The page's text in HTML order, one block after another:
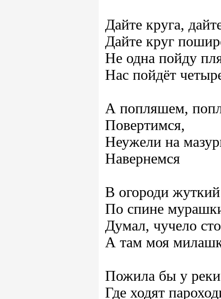
Дайте круга,
Дайте круг
Не одна пойду
Нас пойдёт
А попляшем,
Повертимся,
Неужели на
Навернемся
В огороди
По спине
Думал, чучело
А там моя
Пожила бы у
Где ходят